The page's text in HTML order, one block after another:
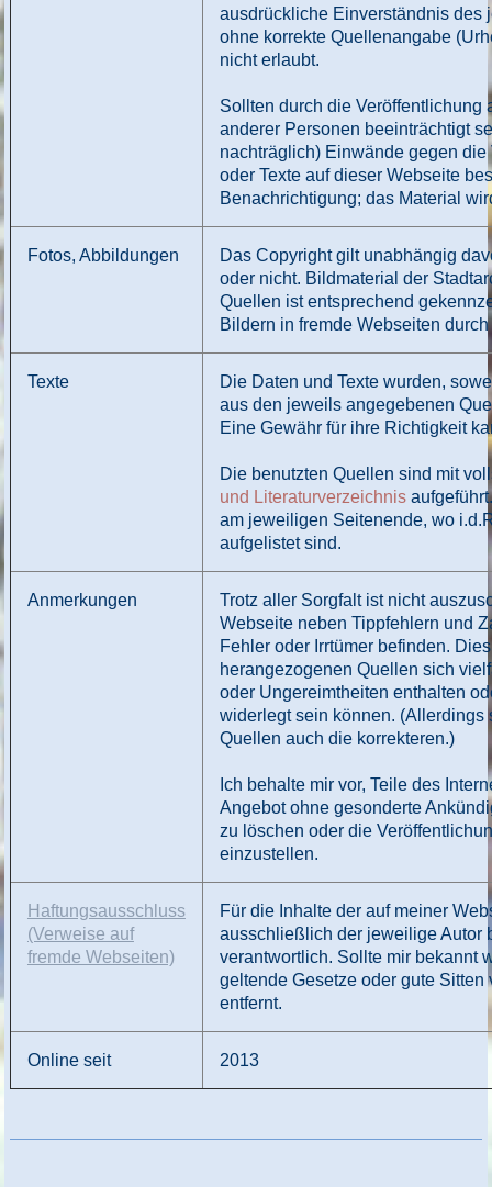
ausdrückliche Einverständnis des
ohne korrekte Quellenangabe
nicht erlaubt.
Sollten durch die Veröffentlichung
anderer Personen beeinträchtigt
nachträglich) Einwände gegen
oder Texte auf dieser Webseite
Benachrichtigung; das Material
Fotos, Abbildungen
Das Copyright gilt unabhängig
oder nicht. Bildmaterial der
Quellen ist entsprechend
Bildern in fremde Webseiten
Texte
Die Daten und Texte wurden,
aus den jeweils angegebenen
Eine Gewähr für ihre Richtigkeit
Die benutzten Quellen sind mit
und Literaturverzeichnis
am jeweiligen Seitenende, wo
aufgelistet sind.
Anmerkungen
Trotz aller Sorgfalt ist nicht
Webseite neben Tippfehlern und
Fehler oder Irrtümer befinden.
herangezogenen Quellen sich
oder Ungereimtheiten enthalten
widerlegt sein können. (Allerdings
Quellen auch die korrekteren.)
Ich behalte mir vor, Teile des
Angebot ohne gesonderte
zu löschen oder die
einzustellen.
Haftungsausschluss
(Verweise auf
fremde Webseiten)
Für die Inhalte der auf meiner
ausschließlich der jeweilige Autor
verantwortlich. Sollte mir bekannt
geltende Gesetze oder gute
entfernt.
Online seit 2013